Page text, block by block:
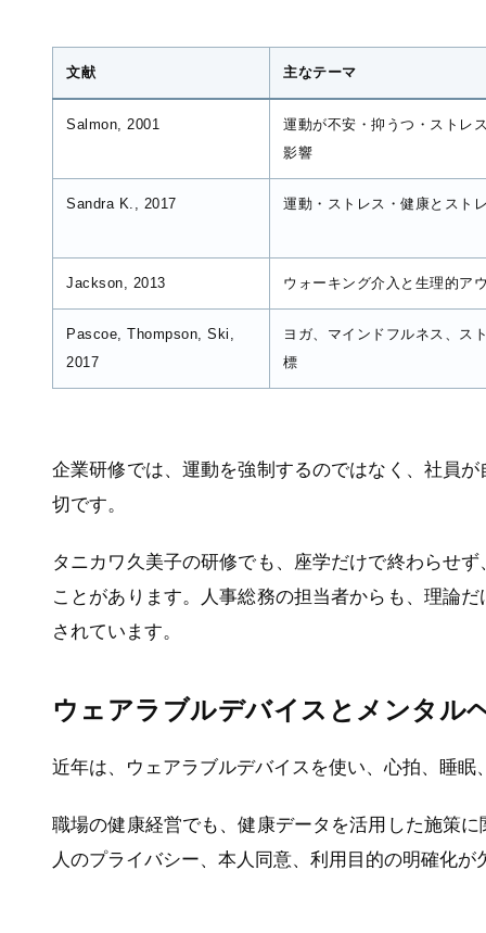
文献 主なテーマ
Salmon, 2001
運動が不安・抑うつ・ストレ
影響
Sandra K., 2017 運動・ストレス・健康とスト
Jackson, 2013 ウォーキング介入と生理的ア
Pascoe, Thompson, Ski,
2017
ヨガ、マインドフルネス、ス
標
企業研修では、運動を強制するのではなく、社員
切です。
タニカワ久美子の研修でも、座学だけで終わらせ
ことがあります。人事総務の担当者からも、理論
されています。
ウェアラブルデバイスとメンタル
近年は、ウェアラブルデバイスを使い、心拍、睡
職場の健康経営でも、健康データを活用した施策
人のプライバシー、本人同意、利用目的の明確化が